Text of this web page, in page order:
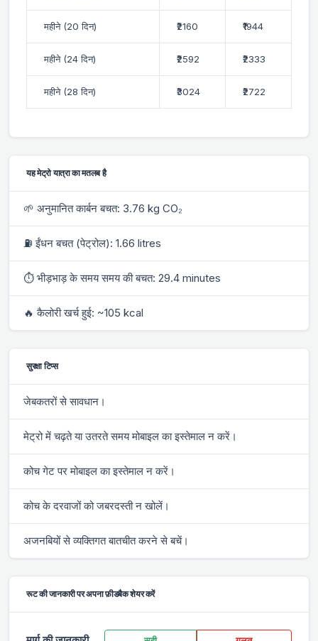
महीने (20 दिन) ₹2160 ₹1944
महीने (24 दिन) ₹2592 ₹2333
महीने (28 दिन) ₹3024 ₹2722
यह मेट्रो यात्रा का मतलब है
🌱 अनुमानित कार्बन बचत: 3.76 kg CO₂
⛽ ईंधन बचत (पेट्रोल): 1.66 litres
⏱ भीड़भाड़ के समय समय की बचत: 29.4 minutes
🔥 कैलोरी खर्च हुई: ~105 kcal
सुरक्षा टिप्स
जेबकतरों से सावधान।
मेट्रो में चढ़ते या उतरते समय मोबाइल का इस्तेमाल न करें।
कोच गेट पर मोबाइल का इस्तेमाल न करें।
कोच के दरवाजों को जबरदस्ती न खोलें।
अजनबियों से व्यक्तिगत बातचीत करने से बचें।
रूट की जानकारी पर अपना फ़ीडबैक शेयर करें